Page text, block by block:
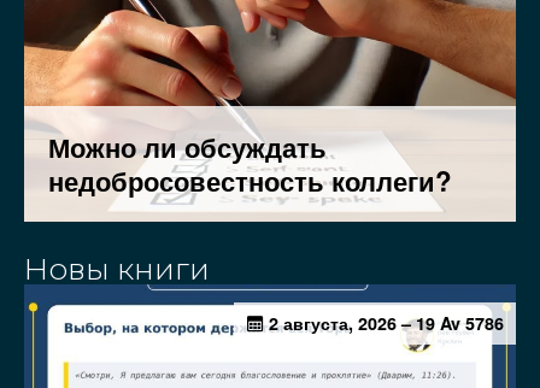
Новы книги